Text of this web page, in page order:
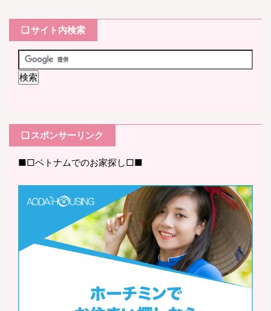
❏ サイト内検索
❏ スポンサーリンク
■□ベトナムでのお家探し□■